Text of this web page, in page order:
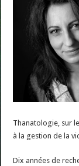
Thanatologie, sur
à la gestion de la
Dix années de